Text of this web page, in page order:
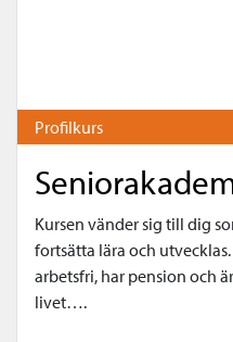
Profilkurs
Kursen vänder sig till dig
fortsätta lära och
arbetsfri, har pension och
livet….